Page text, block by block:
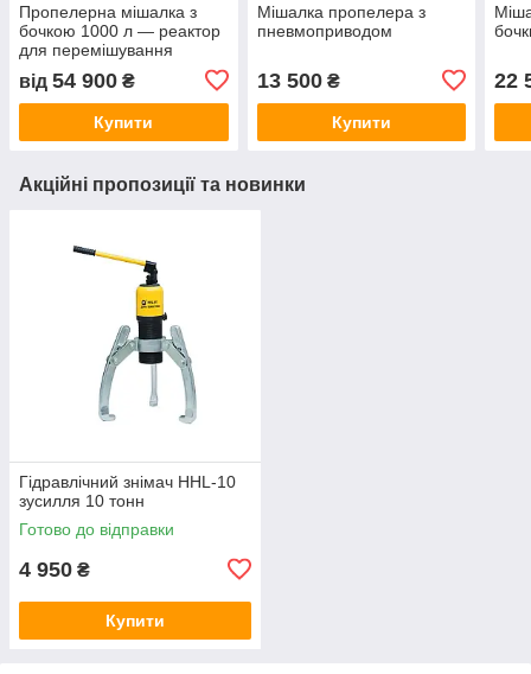
Пропелерна мішалка з
бочкою 1000 л — реактор
для перемішування
від 54 900 ₴
Купити
Мішалка пропелера з
пневмоприводом
13 500₴
Купити
22
Акційні пропозиції та новинки
Гідравлічний знімач HHL-10
зусилля 10 тонн
Готово до відправки
4 950 ₴
Купити